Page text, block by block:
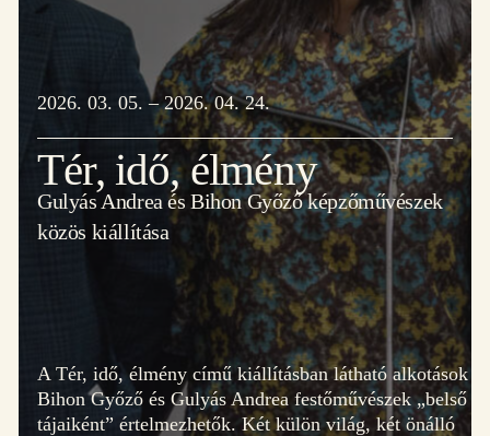
2026. 03. 05. – 2026. 04. 24.
Tér, idő, élmény
Gulyás Andrea és Bihon Győző képzőművészek
közös kiállítása
A Tér, idő, élmény című kiállításban látható alkotások
Bihon Győző és Gulyás Andrea festőművészek „belső
tájaiként” értelmezhetők. Két külön világ, két önálló